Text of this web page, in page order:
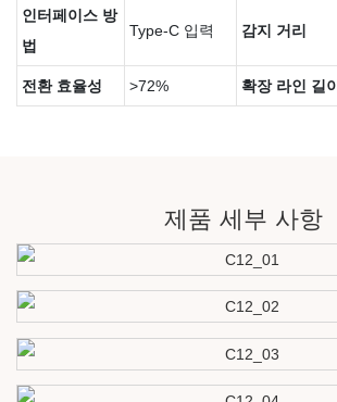
인터페이스 방
법
Type-C 입력 감지 거리
전환 효율성 >72% 확장 라인 길이
제품 세부 사항